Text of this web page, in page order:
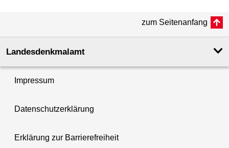
zum Seitenanfang
Landesdenkmal­amt
Impressum
Datenschutzerklärung
Erklärung zur Barrierefreiheit